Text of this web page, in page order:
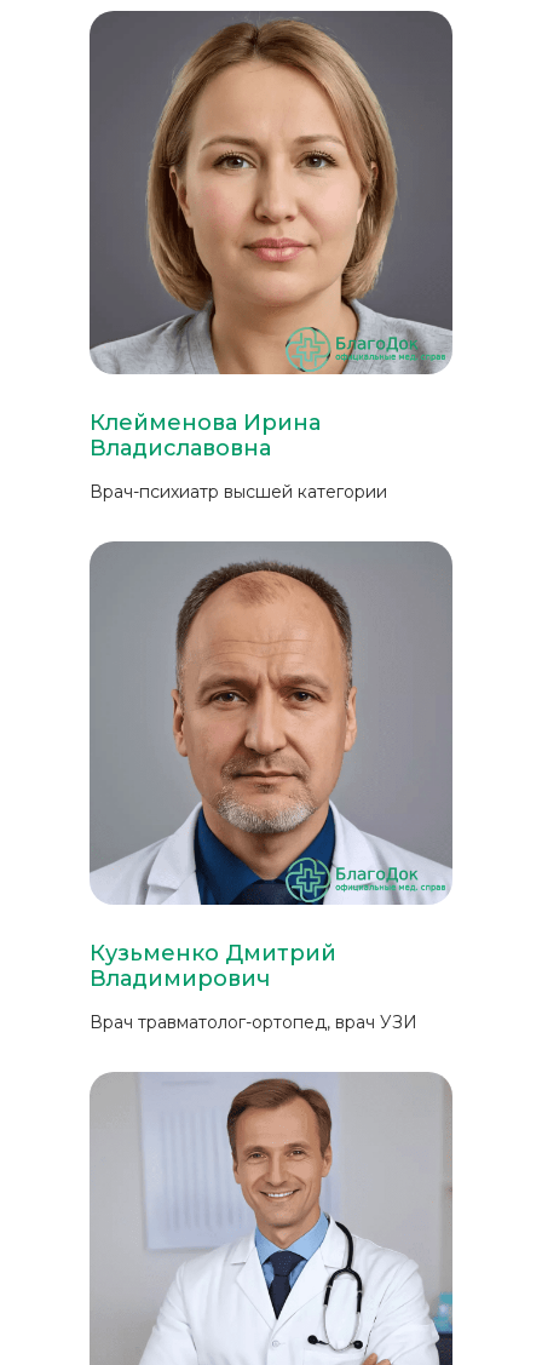
Клейменова Ирина
Владиславовна
Врач-психиатр высшей категории
Кузьменко Дмитрий
Владимирович
Врач травматолог-ортопед, врач УЗИ